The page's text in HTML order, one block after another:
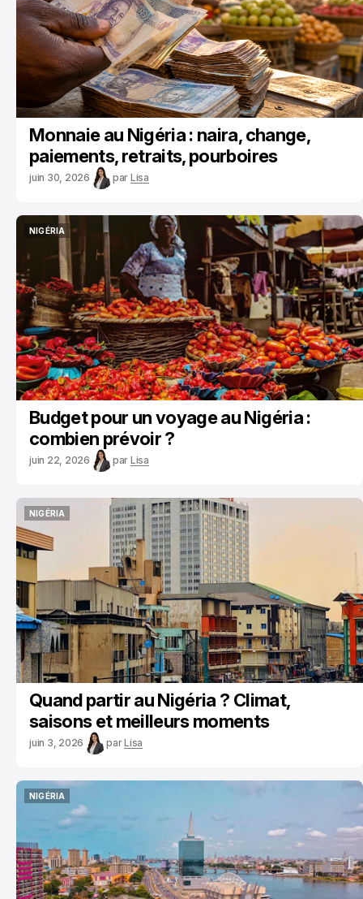
Monnaie au Nigéria : naira, change,
paiements, retraits, pourboires
juin 30, 2026 par Lisa
NIGÉRIA
Budget pour un voyage au Nigéria :
combien prévoir ?
juin 22, 2026 par Lisa
NIGÉRIA
Quand partir au Nigéria ? Climat,
saisons et meilleurs moments
juin 3, 2026 parLisa
NIGÉRIA